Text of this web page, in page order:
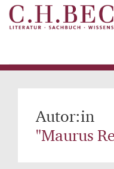
Autor:in
"Maurus